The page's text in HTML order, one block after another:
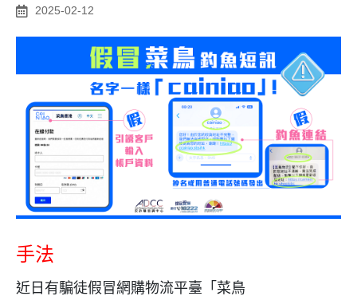
2025-02-12
手法
近日有騙徒假冒網購物流平臺「菜鳥